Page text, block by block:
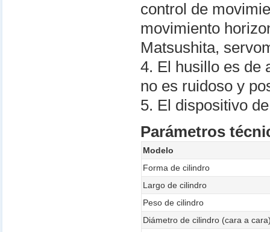
control de
movimiento
Matsushita,
4. El husillo es de
no es ruidoso y
5. El dispositivo
Parámetros
Modelo
Forma de cilindro
Largo de cilindro
Peso de cilindro
Diámetro de cilindro (cara a